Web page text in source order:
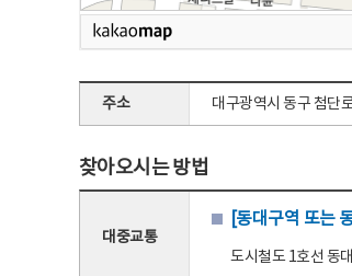
주소 대구광역시 동구 첨단
찾아오시는 방법
대중교통
[동대구역 또는
도시철도 1호선 동